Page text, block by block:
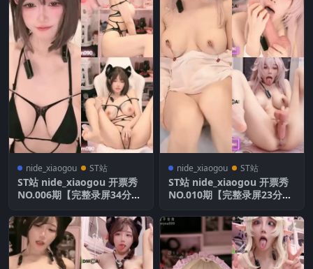
nide_xiaogou ST站
ST站 nide_xiaogou 开票秀
NO.006期【完整录屏34分
nide_xiaogou ST站
ST站 nide_xiaogou 开票秀
NO.010期【完整录屏23分